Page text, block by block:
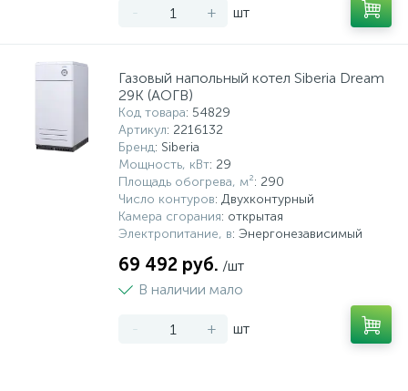
- + шт
Газовый напольный котел Siberia Dream
29К (АОГВ)
Код товара: 54829
Артикул: 2216132
Бренд: Siberia
Мощность, кВт: 29
Площадь обогрева, м²: 290
Число контуров: Двухконтурный
Камера сгорания: открытая
Электропитание, в: Энергонезависимый
69 492 руб. /шт
В наличии мало
- + шт